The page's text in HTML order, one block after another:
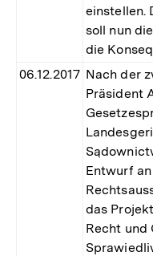
einstellen.
soll nun
die
06.12.2017 Nach der
Präsident
Entwurf
das
Recht und